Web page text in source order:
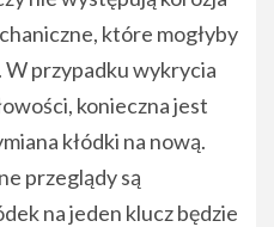
które mogłyby
W przypadku wykrycia
konieczna jest
kłódki na nową.
przeglądy są
na jeden klucz będzie